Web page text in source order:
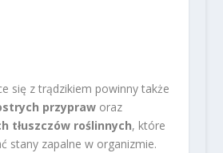
się z trądzikiem powinny także
przypraworaz
tłuszczów roślinnych, które
stany zapalne w organizmie.